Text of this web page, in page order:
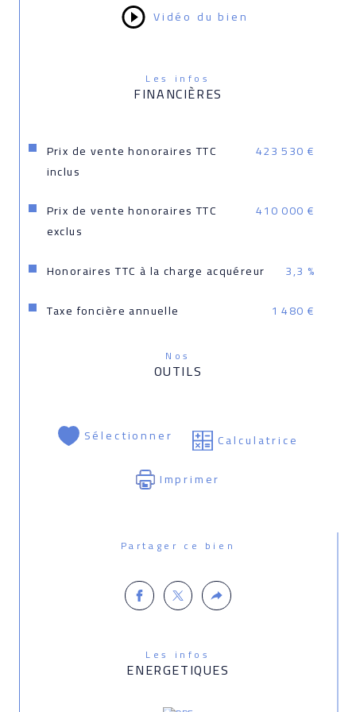
Vidéo du bien
Les infos
FINANCIÈRES
Prix de vente honoraires TTC
inclus
423 530 €
Prix de vente honoraires TTC
exclus
410 000 €
Honoraires TTC à la charge acquéreur
3,3 %
Taxe foncière annuelle
1 480 €
Nos
OUTILS
Sélectionner
Calculatrice
Imprimer
Partager ce bien
Les infos
ENERGETIQUES